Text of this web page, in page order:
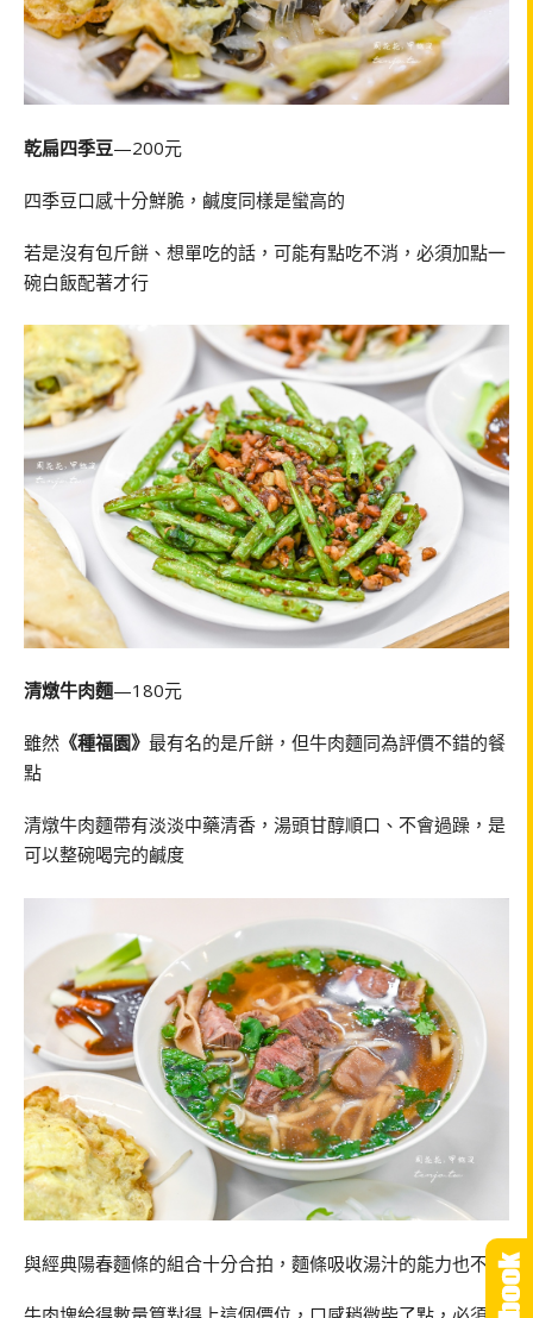
乾扁四季豆—200元
四季豆口感十分鮮脆，鹹度同樣是蠻高的
若是沒有包斤餅、想單吃的話，可能有點吃不消，必須加點一
碗白飯配著才行
清燉牛肉麵—180元
雖然 《種福園》 最有名的是斤餅，但牛肉麵同為評價不錯的餐
點
清燉牛肉麵帶有淡淡中藥清香，湯頭甘醇順口、不會過躁，是
可以整碗喝完的鹹度
與經典陽春麵條的組合十分合拍，麵條吸收湯汁的能力也不錯